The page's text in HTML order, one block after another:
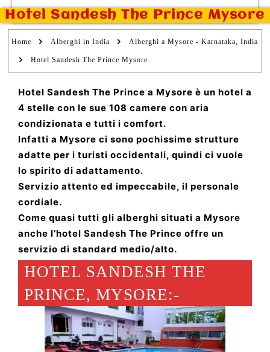
Hotel Sandesh The Prince Mysore
Home Alberghi in India Alberghi a Mysore - Karnataka, India
Hotel Sandesh The Prince Mysore
Hotel Sandesh The Prince a Mysore è un hotel a
4 stelle con le sue 108 camere con aria
condizionata e tutti i comfort.
Infatti a Mysore ci sono pochissime strutture
adatte per i turisti occidentali, quindi ci vuole
lo spirito di adattamento.
Servizio attento ed impeccabile, il personale
cordiale.
Come quasi tutti gli alberghi situati a Mysore
anche l’hotel Sandesh The Prince offre un
servizio di standard medio/alto.
HOTEL SANDESH THE
PRINCE, MYSORE:-